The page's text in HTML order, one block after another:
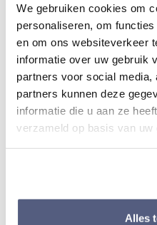
We gebruiken cookies om
personaliseren, om
en om ons websiteverkeer
informatie over uw gebruik
partners voor social
partners kunnen deze
informatie die u aan ze
verzameld op basis van
Alles
Roterende lunette
Ja
Diameter kast
42,5 mm